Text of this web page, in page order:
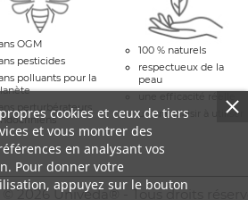
cookies et ceux de tiers
et vous montrer des
en analysant vos
Pour donner votre
appuyez sur le bouton
OGM
pesticides
polluants pour la
sans perturbérateurs
100 % naturels
respectueux de la
peau
un vrai plaisir à utiliser
© 2026 Univeda® - Tous droits